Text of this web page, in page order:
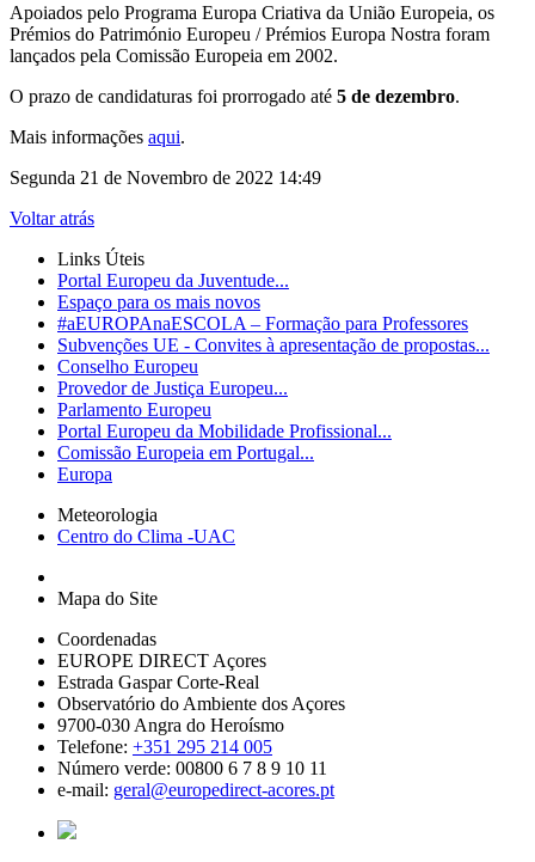
Apoiados pelo Programa Europa Criativa da União Europeia, os
Prémios do Património Europeu / Prémios Europa Nostra foram
lançados pela Comissão Europeia em 2002.
O prazo de candidaturas foi prorrogado até 5 de dezembro.
Mais informações aqui.
Segunda 21 de Novembro de 2022 14:49
Voltar atrás
Links Úteis
Portal Europeu da Juventude...
Espaço para os mais novos
#aEUROPAnaESCOLA – Formação para Professores
Subvenções UE - Convites à apresentação de propostas...
Conselho Europeu
Provedor de Justiça Europeu...
Parlamento Europeu
Portal Europeu da Mobilidade Profissional...
Comissão Europeia em Portugal...
Europa
Meteorologia
Centro do Clima -UAC
Mapa do Site
Coordenadas
EUROPE DIRECT Açores
Estrada Gaspar Corte-Real
Observatório do Ambiente dos Açores
9700-030 Angra do Heroísmo
Telefone: +351 295 214 005
Número verde: 00800 6 7 8 9 10 11
e-mail: geral@europedirect-acores.pt